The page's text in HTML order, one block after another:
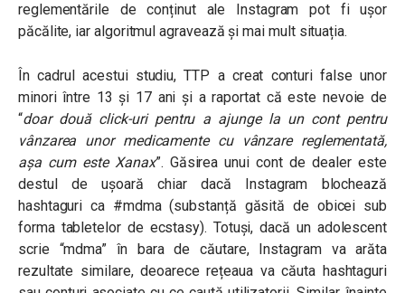
reglementările de conținut ale Instagram pot fi ușor
păcălite, iar algoritmul agravează și mai mult situația.
În cadrul acestui studiu, TTP a creat conturi false unor
minori între 13 și 17 ani și a raportat că este nevoie de
“doar două click-uri pentru a ajunge la un cont pentru
vânzarea unor medicamente cu vânzare reglementată,
așa cum este Xanax”. Găsirea unui cont de dealer este
destul de ușoară chiar dacă Instagram blochează
hashtaguri ca #mdma (substanță găsită de obicei sub
forma tabletelor de ecstasy). Totuși, dacă un adolescent
scrie “mdma” în bara de căutare, Instagram va arăta
rezultate similare, deoarece rețeaua va căuta hashtaguri